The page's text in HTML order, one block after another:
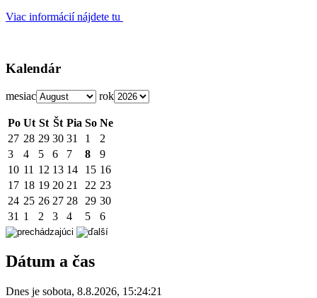
Viac informácií nájdete tu
Kalendár
mesiac rok
Po Ut St Št Pia So Ne
27 28 29 30 31 1
2
3
4 5 6 7 8
9
10 11 12 13 14 15 16
17 18 19 20 21 22 23
24 25 26 27 28 29 30
31 1 2 3 4 5 6
Dátum a čas
Dnes je sobota, 8.8.2026, 15:24:21